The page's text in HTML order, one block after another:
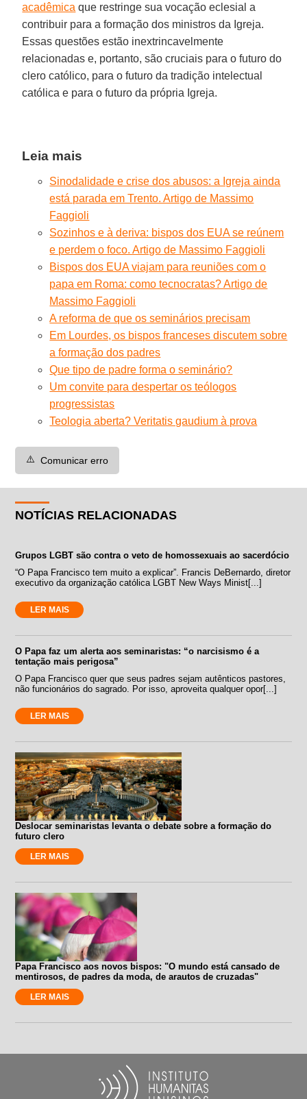
acadêmica que restringe sua vocação eclesial a
contribuir para a formação dos ministros da Igreja.
Essas questões estão inextrincavelmente
relacionadas e, portanto, são cruciais para o futuro do
clero católico, para o futuro da tradição intelectual
católica e para o futuro da própria Igreja.
Leia mais
Sinodalidade e crise dos abusos: a Igreja ainda
está parada em Trento. Artigo de Massimo
Faggioli
Sozinhos e à deriva: bispos dos EUA se reúnem
e perdem o foco. Artigo de Massimo Faggioli
Bispos dos EUA viajam para reuniões com o
papa em Roma: como tecnocratas? Artigo de
Massimo Faggioli
A reforma de que os seminários precisam
Em Lourdes, os bispos franceses discutem sobre
a formação dos padres
Que tipo de padre forma o seminário?
Um convite para despertar os teólogos
progressistas
Teologia aberta? Veritatis gaudium à prova
⚠️ Comunicar erro
NOTÍCIAS RELACIONADAS
Grupos LGBT são contra o veto de homossexuais ao sacerdócio
“O Papa Francisco tem muito a explicar”. Francis DeBernardo, diretor
executivo da organização católica LGBT New Ways Minist[...]
LER MAIS
O Papa faz um alerta aos seminaristas: “o narcisismo é a
tentação mais perigosa”
O Papa Francisco quer que seus padres sejam autênticos pastores,
não funcionários do sagrado. Por isso, aproveita qualquer opor[...]
LER MAIS
Deslocar seminaristas levanta o debate sobre a formação do
futuro clero
LER MAIS
Papa Francisco aos novos bispos: "O mundo está cansado de
mentirosos, de padres da moda, de arautos de cruzadas"
LER MAIS